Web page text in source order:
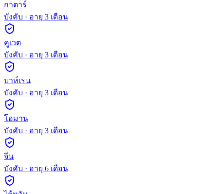
กาตาร์
บังคับ · อายุ 3 เดือน
คูเวต
บังคับ · อายุ 3 เดือน
บาห์เรน
บังคับ · อายุ 3 เดือน
โอมาน
บังคับ · อายุ 3 เดือน
จีน
บังคับ · อายุ 6 เดือน